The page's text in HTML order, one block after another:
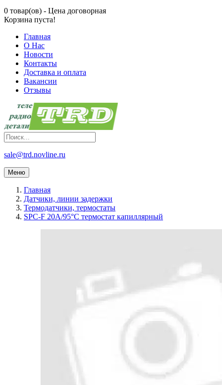
0 товар(ов) - Цена договорная
Корзина пуста!
Главная
О Нас
Новости
Контакты
Доставка и оплата
Вакансии
Отзывы
sale@trd.novline.ru
Меню
Главная
Датчики, линии задержки
Термодатчики, термостаты
SPC-F 20A/95°C термостат капиллярный